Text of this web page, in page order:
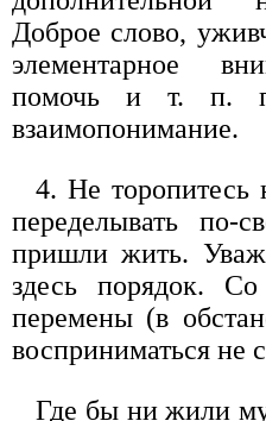
Доброе слово,
элементарное
помочь и т. п.
взаимопонимание.
4. Не торопитесь
переделывать по-
пришли жить.
здесь порядок.
перемены (в
восприниматься не
Где бы ни жили